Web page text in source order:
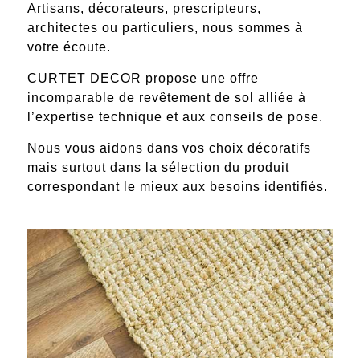
Artisans, décorateurs, prescripteurs,
architectes ou particuliers, nous sommes à
votre écoute.
CURTET DECOR propose une offre
incomparable de revêtement de sol
alliée à
l’expertise technique et aux conseils de pose.
Nous vous aidons dans vos choix décoratifs
mais surtout dans la sélection du produit
correspondant le mieux aux besoins identifiés.